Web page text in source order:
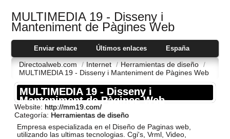
MULTIMEDIA 19 - Disseny i
Manteniment de Pàgines Web
Enviar enlace Últimos enlaces España
Directoalweb.com / Internet / Herramientas de diseño /
MULTIMEDIA 19 - Disseny i Manteniment de Pàgines Web
MULTIMEDIA 19 - Disseny i
Manteniment de Pàgines Web
Website: http://mm19.com/
Categoría: Herramientas de diseño
Empresa especializada en el Diseño de Paginas web,
utilizando las ultimas tecnologias. Cgi's, Vrml, Video,